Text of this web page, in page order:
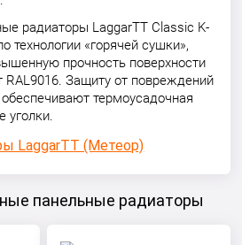
радиаторы LaggarTT Classic K-
технологии «горячей сушки»,
прочность поверхности
RAL9016. Защиту от повреждений
термоусадочная
уголки.
LaggarTT (Метеор)
панельные радиаторы